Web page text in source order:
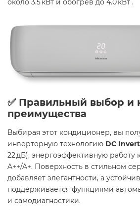
около 3.5 кВт и обогрев до 4.0 кВт .
✅ Правильный выбор и
преимущества
Выбирая этот кондиционер, вы
инверторную технологию DC
22 дБ), энергоэффективную работу
A++/A+. Поверхность в стильном
добавляет элегантности, а
поддерживается функциями
и самодиагностики.